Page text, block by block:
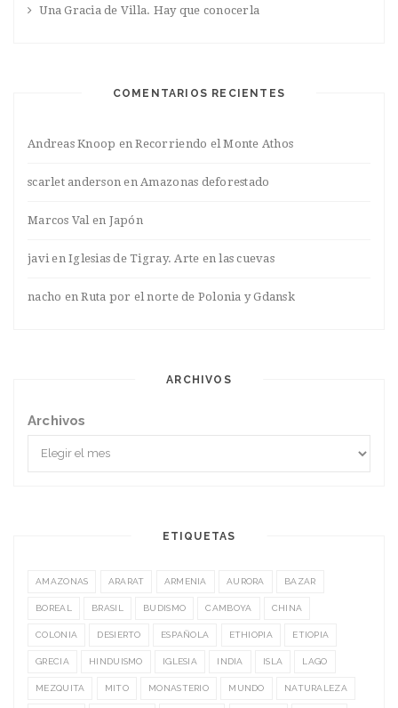
Una Gracia de Villa. Hay que conocerla
COMENTARIOS RECIENTES
Andreas Knoop enRecorriendo el Monte Athos
scarlet anderson en Amazonas deforestado
Marcos Val en Japón
javi enIglesias de Tigray. Arte en las cuevas
nacho enRuta por el norte de Polonia y Gdansk
ARCHIVOS
Archivos
ETIQUETAS
AMAZONAS ARARAT ARMENIA AURORA BAZAR
BOREAL BRASIL BUDISMO CAMBOYA CHINA
COLONIA DESIERTO ESPAÑOLA ETHIOPIA ETIOPIA
GRECIA HINDUISMO IGLESIA INDIA ISLA LAGO
MEZQUITA MITO MONASTERIO MUNDO NATURALEZA